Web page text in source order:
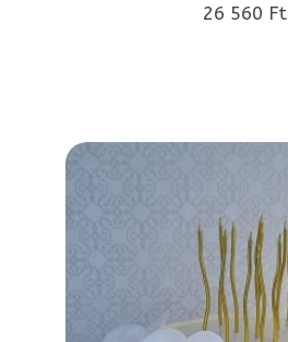
26 560 Ft